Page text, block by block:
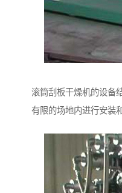
滚筒刮板干燥机的设备
有限的场地内进行安装